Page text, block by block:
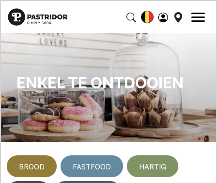
ENKEL TE ONTDOOIEN
BROOD FASTFOOD HARTIG